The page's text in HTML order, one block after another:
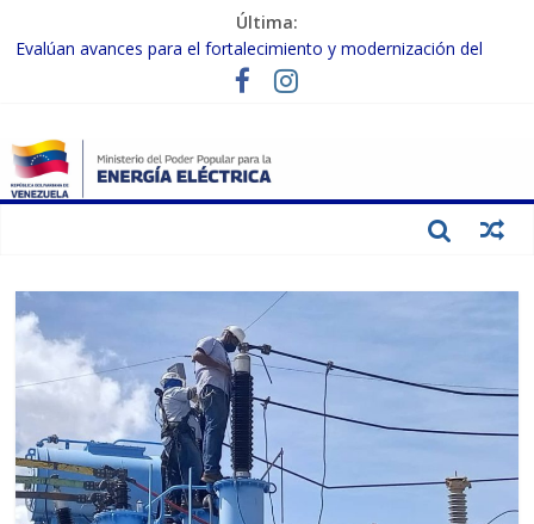
Última:
Evalúan avances para el fortalecimiento y modernización del
Inspeccionan trabajos de rehabilitación en instalaciones del SEN
Gobierno Nacional activa plan preventivo para fortalecer el SEN
ante el fenómeno de El Niño
Termocarabobo recupera el 50% de su capacidad de generación